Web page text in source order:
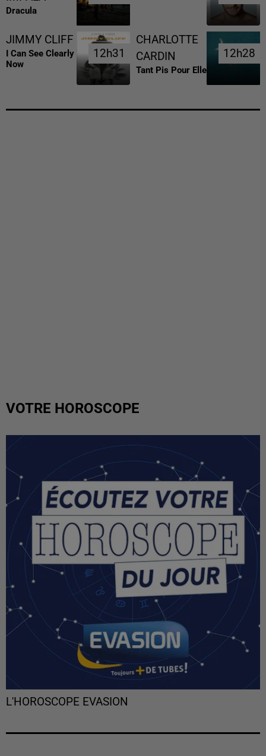
Dracula
JIMMY CLIFF
I Can See Clearly
Now
12h31
12h31
CHARLOTTE
CARDIN
Tant Pis Pour Elle
12h28
12h28
VOTRE HOROSCOPE
L'HOROSCOPE EVASION